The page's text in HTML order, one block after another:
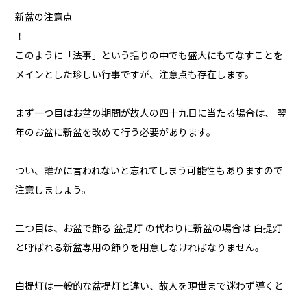
新盆の注意点
！
このように「法事」という括りの中でも盛大にもてなすことを
メインとした珍しい行事ですが、注意点も存在します。
まず一つ目はお盆の期間が故人の四十九日に当たる場合は、 翌
年のお盆に新盆を改めて行う必要があります。
つい、誰かに言われないと忘れてしまう可能性もありますので
注意しましょう。
二つ目は、お盆で飾る 盆提灯 の代わりに新盆の場合は 白提灯
と呼ばれる新盆専用の飾りを用意しなければなりません。
白提灯は一般的な盆提灯と違い、故人を現世まで迷わず導くと